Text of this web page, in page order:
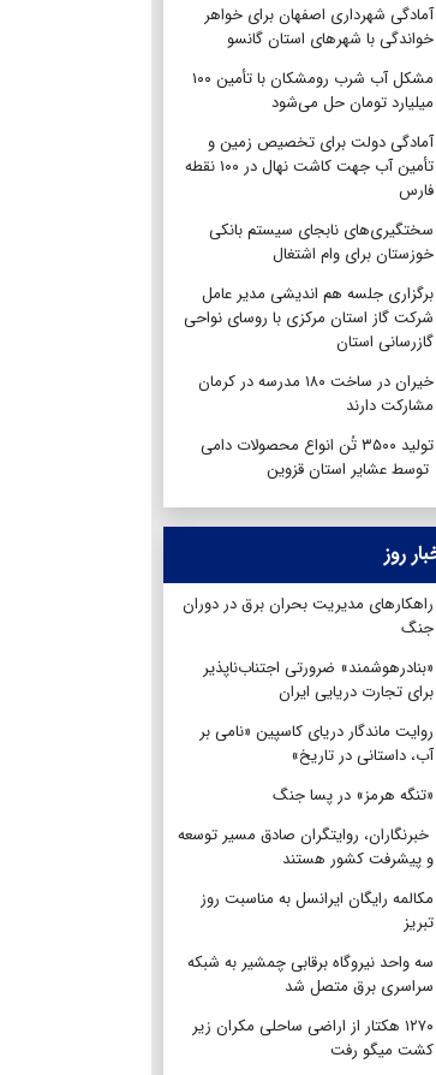
آمادگی شهرداری اصفهان برای خواهر
خواندگی با شهرهای استان گانسو
مشکل آب شرب رومشکان با تأمین ۱۰۰
میلیارد تومان حل می‌شود
‌آمادگی دولت برای تخصیص زمین و
تأمین آب جهت کاشت نهال در ۱۰۰ نقطه
فارس
سختگیری‌های ‌نابجای‌ سیستم بانکی
خوزستان برای وام اشتغال
برگزاری جلسه هم اندیشی مدیر عامل
شرکت گاز استان مرکزی با روسای نواحی
گازرسانی استان
خیران در ساخت ۱۸۰ مدرسه در کرمان
مشارکت دارند
تولید ۳۵۰۰ تُن انواع محصولات دامی
توسط عشایر استان قزوین
روز
راهکارهای مدیریت بحران برق در دوران
جنگ
«بنادرهوشمند» ضرورتی اجتناب‌ناپذیر
برای تجارت دریایی ایران
روایت ماندگار دریای کاسپین «نامی بر
آب، داستانی در تاریخ»
«تنگه هرمز» در پسا جنگ
‌ خبرنگاران، روایتگران صادق مسیر توسعه
و پیشرفت کشور هستند
مکالمه رایگان ایرانسل به مناسبت روز
تبریز
سه واحد نیروگاه برقابی چمشیر به شبکه
سراسری برق متصل شد
۱۲۷۰ هکتار از اراضی ساحلی مکران زیر
کشت میگو رفت